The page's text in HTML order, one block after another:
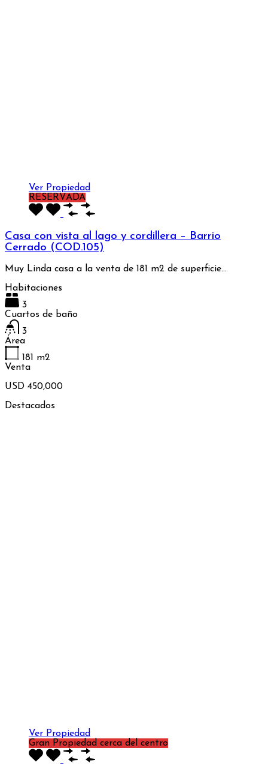
Ver Propiedad
RESERVADA
Casa con vista al lago y cordillera – Barrio
Cerrado (COD.105)
Muy Linda casa a la venta de 181 m2 de superficie…
Habitaciones
3
Cuartos de baño
3
Área
181 m2
Venta
USD 450,000
Destacados
Ver Propiedad
Gran Propiedad cerca del centro